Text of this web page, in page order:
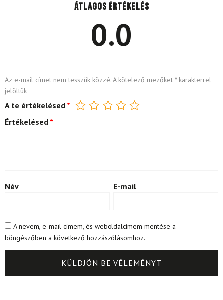
Átlagos értékelés
0.0
Az e-mail címet nem tesszük közzé. A kötelező mezőket *karakterrel
jelöltük
A te értékelésed *
Értékelésed *
Név E-mail
A nevem, e-mail címem, és weboldalcímem mentése a
böngészőben a következő hozzászólásomhoz.